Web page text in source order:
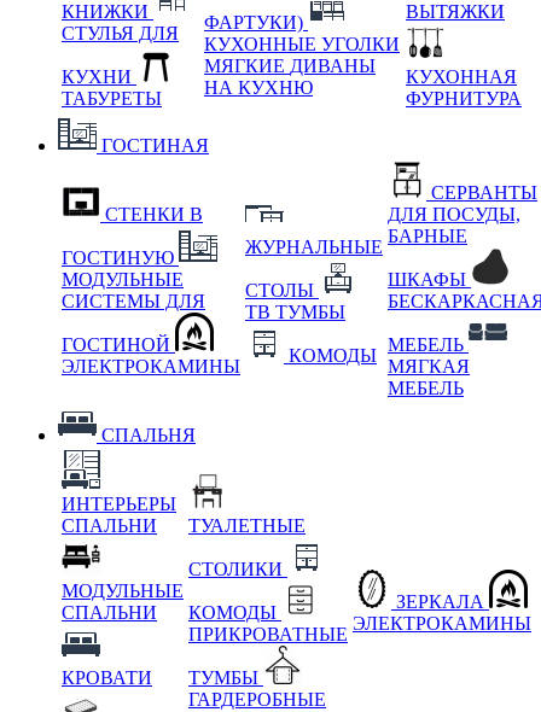
КНИЖКИ
СТУЛЬЯ ДЛЯ
КУХНИ
ТАБУРЕТЫ
ФАРТУКИ)
КУХОННЫЕ УГОЛКИ
МЯГКИЕ ДИВАНЫ
НА КУХНЮ
ВЫТЯЖКИ
КУХОННАЯ
ФУРНИТУРА
ГОСТИНАЯ
СТЕНКИ В
ГОСТИНУЮ
МОДУЛЬНЫЕ
СИСТЕМЫ ДЛЯ
ГОСТИНОЙ
ЭЛЕКТРОКАМИНЫ
ЖУРНАЛЬНЫЕ
СТОЛЫ
ТВ ТУМБЫ
КОМОДЫ
СЕРВАНТЫ
ДЛЯ ПОСУДЫ,
БАРНЫЕ
ШКАФЫ
МЕБЕЛЬ
МЯГКАЯ
МЕБЕЛЬ
СПАЛЬНЯ
ИНТЕРЬЕРЫ
СПАЛЬНИ
МОДУЛЬНЫЕ
СПАЛЬНИ
КРОВАТИ
ТУАЛЕТНЫЕ
СТОЛИКИ
КОМОДЫ
ПРИКРОВАТНЫЕ
ТУМБЫ
ГАРДЕРОБНЫЕ
ЗЕРКАЛА
ЭЛЕКТРОКАМИНЫ